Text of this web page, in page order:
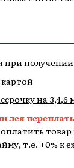
получении
на
лея
товар
т.е. +0% к